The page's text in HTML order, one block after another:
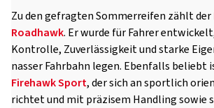
Zu den gefragten Sommerreifen zählt der
Roadhawk. Er wurde für Fahrer
Kontrolle, Zuverlässigkeit und starke
nasser Fahrbahn legen. Ebenfalls beliebt
Firehawk Sport, der sich an sportlich
richtet und mit präzisem Handling sowie